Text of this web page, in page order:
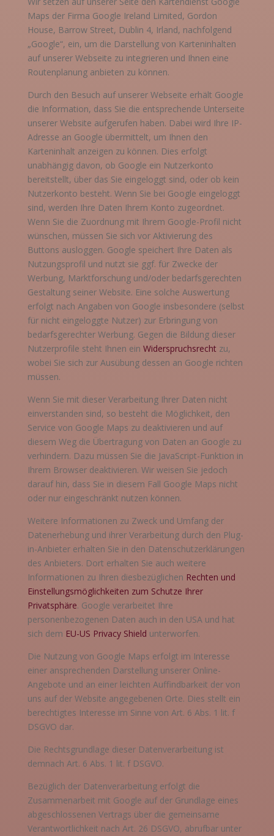
Maps der Firma Google Ireland Limited, Gordon
House, Barrow Street, Dublin 4, Irland, nachfolgend
„Google“, ein, um die Darstellung von Karteninhalten
auf unserer Webseite zu integrieren und Ihnen eine
Routenplanung anbieten zu können.
Durch den Besuch auf unserer Webseite erhält Google
die Information, dass Sie die entsprechende Unterseite
unserer Website aufgerufen haben. Dabei wird Ihre IP-
Adresse an Google übermittelt, um Ihnen den
Karteninhalt anzeigen zu können. Dies erfolgt
unabhängig davon, ob Google ein Nutzerkonto
bereitstellt, über das Sie eingeloggt sind, oder ob kein
Nutzerkonto besteht. Wenn Sie bei Google eingeloggt
sind, werden Ihre Daten Ihrem Konto zugeordnet.
Wenn Sie die Zuordnung mit Ihrem Google-Profil nicht
wünschen, müssen Sie sich vor Aktivierung des
Buttons ausloggen. Google speichert Ihre Daten als
Nutzungsprofil und nutzt sie ggf. für Zwecke der
Werbung, Marktforschung und/oder bedarfsgerechten
Gestaltung seiner Website. Eine solche Auswertung
erfolgt nach Angaben von Google insbesondere (selbst
für nicht eingeloggte Nutzer) zur Erbringung von
bedarfsgerechter Werbung. Gegen die Bildung dieser
Nutzerprofile steht Ihnen ein Widerspruchsrechtzu,
wobei Sie sich zur Ausübung dessen an Google richten
müssen.
Wenn Sie mit dieser Verarbeitung Ihrer Daten nicht
einverstanden sind, so besteht die Möglichkeit, den
Service von Google Maps zu deaktivieren und auf
diesem Weg die Übertragung von Daten an Google zu
verhindern. Dazu müssen Sie die JavaScript-Funktion in
Ihrem Browser deaktivieren. Wir weisen Sie jedoch
darauf hin, dass Sie in diesem Fall Google Maps nicht
oder nur eingeschränkt nutzen können.
Weitere Informationen zu Zweck und Umfang der
Datenerhebung und ihrer Verarbeitung durch den Plug-
in-Anbieter erhalten Sie in den Datenschutzerklärungen
des Anbieters. Dort erhalten Sie auch weitere
Informationen zu Ihren diesbezüglichen Rechten und
Einstellungsmöglichkeiten zum Schutze Ihrer
Privatsphäre. Google verarbeitet Ihre
personenbezogenen Daten auch in den USA und hat
sich dem EU-US Privacy Shield unterworfen.
Die Nutzung von Google Maps erfolgt im Interesse
einer ansprechenden Darstellung unserer Online-
Angebote und an einer leichten Auffindbarkeit der von
uns auf der Website angegebenen Orte. Dies stellt ein
berechtigtes Interesse im Sinne von Art. 6 Abs. 1 lit. f
DSGVO dar.
Die Rechtsgrundlage dieser Datenverarbeitung ist
demnach Art. 6 Abs. 1 lit. f DSGVO.
Bezüglich der Datenverarbeitung erfolgt die
Zusammenarbeit mit Google auf der Grundlage eines
abgeschlossenen Vertrags über die gemeinsame
Verantwortlichkeit nach Art. 26 DSGVO, abrufbar unter